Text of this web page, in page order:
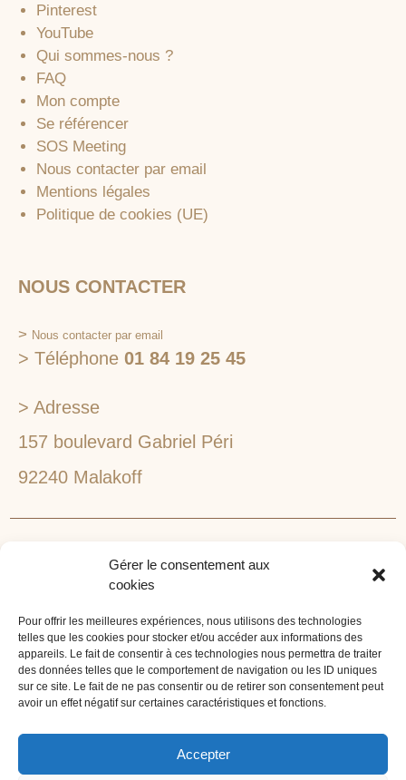
Gérer le consentement aux
cookies
Pour offrir les meilleures expériences, nous utilisons des technologies
telles que les cookies pour stocker et/ou accéder aux informations des
appareils. Le fait de consentir à ces technologies nous permettra de traiter
des données telles que le comportement de navigation ou les ID uniques
sur ce site. Le fait de ne pas consentir ou de retirer son consentement peut
avoir un effet négatif sur certaines caractéristiques et fonctions.
Accepter
Pinterest
YouTube
Qui sommes-nous ?
FAQ
Mon compte
Se référencer
SOS Meeting
Nous contacter par email
Mentions légales
Politique de cookies (UE)
NOUS CONTACTER
> Nous contacter par email
> Téléphone 01 84 19 25 45
> Adresse
157 boulevard Gabriel Péri
92240 Malakoff
1lieu1salle est spécialisé dans la recherche de lieux
événements d'entreprise. 1lieu1salle recherche
gratuitement pour vous, votre lieu de séminaire idéal :
château, domaine, hôtel, lieu atypique et dans
l'environnement que vous souhaitez, en ville, au vert, au
bord d'un lac ou de la mer.
ORGANISATION DE SÉMINAIRE CLÉ EN MAIN
1lieu1salle agence événementielle est spécialisée dans